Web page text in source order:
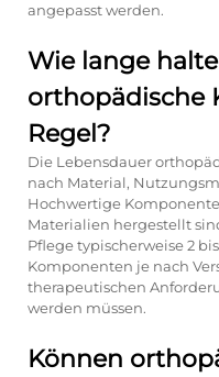
angepasst werden.
Wie lange
orthopädische
Regel?
Die Lebensdauer
nach Material,
Hochwertige
Materialien hergestellt
Pflege typischerweise 2
Komponenten je nach
therapeutischen
werden müssen.
Können